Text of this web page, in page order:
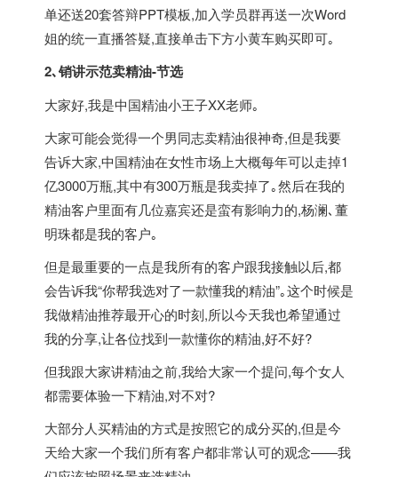
单还送20套答辩PPT模板,加入学员群再送一次Word
姐的统一直播答疑,直接单击下方小黄车购买即可｡
2､销讲示范卖精油-节选
大家好,我是中国精油小王子XX老师｡
大家可能会觉得一个男同志卖精油很神奇,但是我要
告诉大家,中国精油在女性市场上大概每年可以走掉1
亿3000万瓶,其中有300万瓶是我卖掉了｡然后在我的
精油客户里面有几位嘉宾还是蛮有影响力的,杨澜､董
明珠都是我的客户｡
但是最重要的一点是我所有的客户跟我接触以后,都
会告诉我“你帮我选对了一款懂我的精油”｡这个时候是
我做精油推荐最开心的时刻,所以今天我也希望通过
我的分享,让各位找到一款懂你的精油,好不好?
但我跟大家讲精油之前,我给大家一个提问,每个女人
都需要体验一下精油,对不对?
大部分人买精油的方式是按照它的成分买的,但是今
天给大家一个我们所有客户都非常认可的观念——我